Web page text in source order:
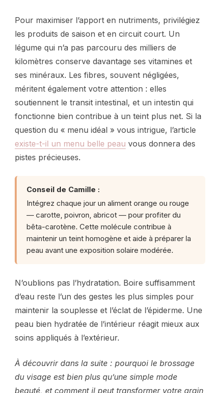
Pour maximiser l’apport en nutriments, privilégiez
les produits de saison et en circuit court. Un
légume qui n’a pas parcouru des milliers de
kilomètres conserve davantage ses vitamines et
ses minéraux. Les fibres, souvent négligées,
méritent également votre attention : elles
soutiennent le transit intestinal, et un intestin qui
fonctionne bien contribue à un teint plus net. Si la
question du « menu idéal » vous intrigue, l’article
existe-t-il un menu belle peau vous donnera des
pistes précieuses.
Conseil de Camille :
Intégrez chaque jour un aliment orange ou rouge
— carotte, poivron, abricot — pour profiter du
bêta-carotène. Cette molécule contribue à
maintenir un teint homogène et aide à préparer la
peau avant une exposition solaire modérée.
N’oublions pas l’hydratation. Boire suffisamment
d’eau reste l’un des gestes les plus simples pour
maintenir la souplesse et l’éclat de l’épiderme. Une
peau bien hydratée de l’intérieur réagit mieux aux
soins appliqués à l’extérieur.
À découvrir dans la suite : pourquoi le brossage
du visage est bien plus qu’une simple mode
beauté, et comment il peut transformer votre grain